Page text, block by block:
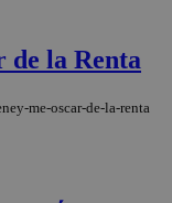
de la Renta
me-oscar-de-la-renta